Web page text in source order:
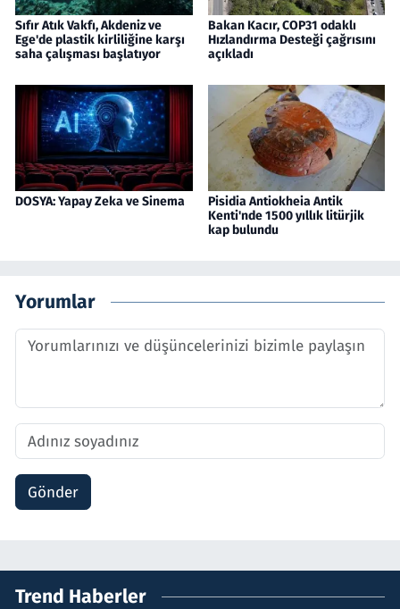
Sıfır Atık Vakfı, Akdeniz ve
Ege'de plastik kirliliğine karşı
saha çalışması başlatıyor
Bakan Kacır, COP31 odaklı
Hızlandırma Desteği çağrısını
açıkladı
DOSYA: Yapay Zeka ve Sinema
Pisidia Antiokheia Antik
Kenti'nde 1500 yıllık litürjik
kap bulundu
Yorumlar
Gönder
Trend Haberler